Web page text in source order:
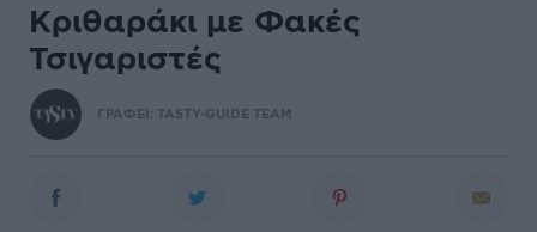
Κριθαράκι με Φακές
Τσιγαριστές
ΓΡΑΦΕΙ: TASTY-GUIDE TEAM